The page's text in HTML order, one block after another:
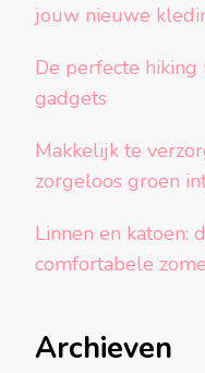
jouw nieuwe
De perfecte
gadgets
Makkelijk te
zorgeloos groen
Linnen en katoen:
comfortabele
Archieven